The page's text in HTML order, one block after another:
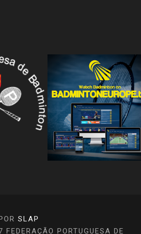
SLAP
PORTUGUESA DE